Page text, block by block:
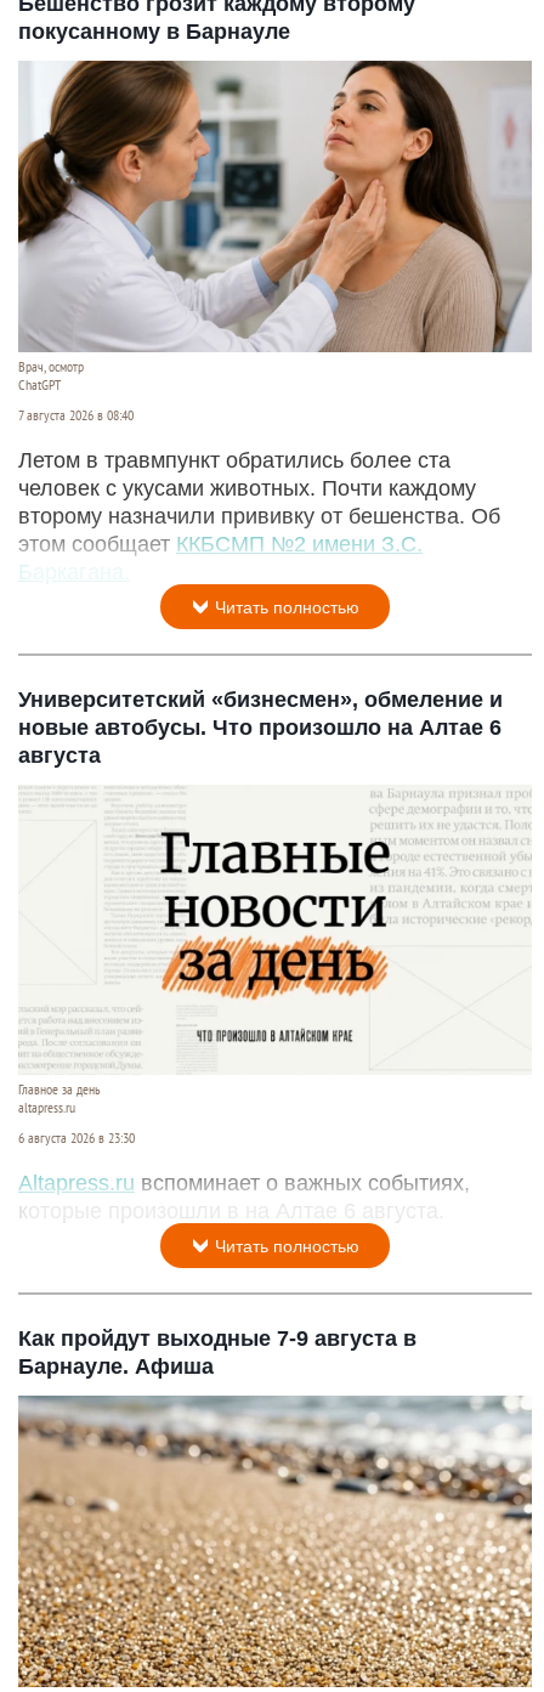
покусанному в Барнауле
Врач, осмотр
ChatGPT
7 августа 2026 в 08:40
Летом в травмпункт обратились более ста
человек с укусами животных. Почти каждому
второму назначили прививку от бешенства. Об
этом сообщает ККБСМП №2 имени З.С.
Баркагана.
Читать полностью
Университетский «бизнесмен», обмеление и
новые автобусы. Что произошло на Алтае 6
августа
Главное за день
altapress.ru
6 августа 2026 в 23:30
Altapress.ru вспоминает о важных событиях,
которые произошли в на Алтае 6 августа.
Читать полностью
Как пройдут выходные 7-9 августа в
Барнауле. Афиша